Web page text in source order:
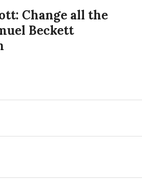
Change all the
Beckett